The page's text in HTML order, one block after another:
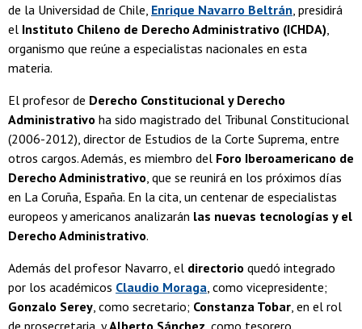
de la Universidad de Chile, Enrique Navarro Beltrán , presidirá
el Instituto Chileno de Derecho Administrativo (ICHDA)
organismo que reúne a especialistas nacionales en esta
materia.
El profesor de Derecho Constitucional y Derecho
Administrativo ha sido magistrado del Tribunal Constitucional
(2006-2012), director de Estudios de la Corte Suprema, entre
otros cargos. Además, es miembro del Foro Iberoamericano de
Derecho Administrativo , que se reunirá en los próximos días
en La Coruña, España. En la cita, un centenar de especialistas
europeos y americanos analizarán las nuevas tecnologías y el
Derecho Administrativo.
Además del profesor Navarro, el directorio quedó integrado
por los académicos Claudio Moraga , como vicepresidente;
Gonzalo Serey , como secretario; Constanza Tobar , en el rol
de prosecretaria, yAlberto Sánchez , como tesorero.